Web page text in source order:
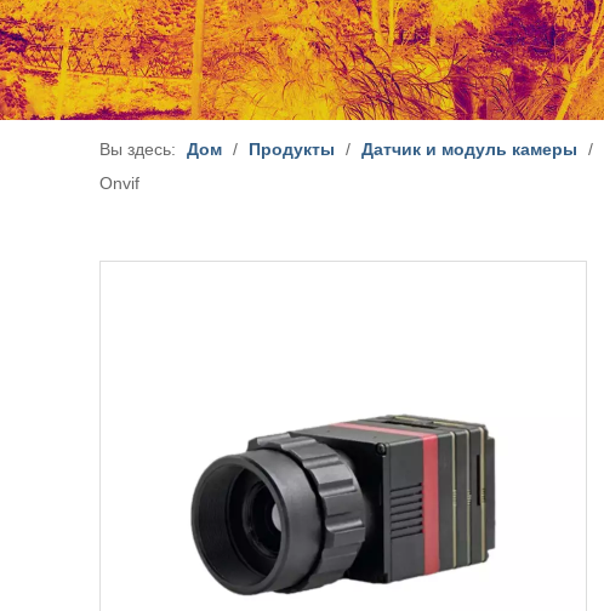
Вы здесь: Дом / Продукты / Датчик и модуль камеры /
Onvif